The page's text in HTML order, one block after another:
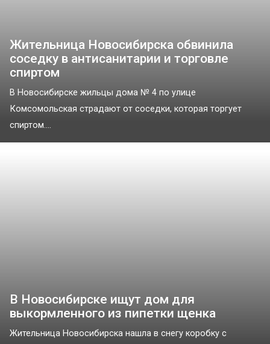
Жительница Новосибирска обвинила
соседку в антисанитарии и торговле
спиртом
В Новосибирске жильцы дома № 4 по улице
Комсомольская страдают от соседки, которая торгует
спиртом....
В Новосибирске ищут дом для
выкормленного из пипетки щенка
Жительница Новосибирска нашла в снегу коробку с